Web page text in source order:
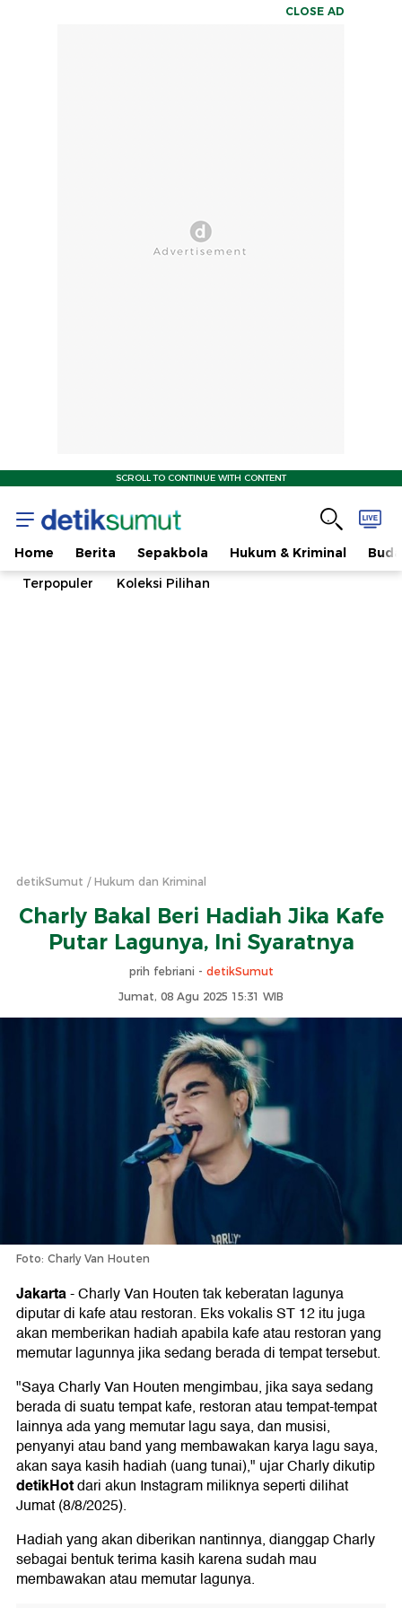
CLOSE AD
SCROLL TO CONTINUE WITH CONTENT
Home Berita Sepakbola Hukum & Kriminal
Terpopuler
Koleksi Pilihan
detikSumut Hukum dan Kriminal
Charly Bakal Beri Hadiah Jika Kafe
Putar Lagunya, Ini Syaratnya
prih febriani - detikSumut
Jumat, 08 Agu 2025 15:31 WIB
Foto: Charly Van Houten
Jakarta-Charly Van Houten tak keberatan lagunya
diputar di kafe atau restoran. Eks vokalis ST 12 itu juga
akan memberikan hadiah apabila kafe atau restoran yang
memutar lagunnya jika sedang berada di tempat tersebut.
"Saya Charly Van Houten mengimbau, jika saya sedang
berada di suatu tempat kafe, restoran atau tempat-tempat
lainnya ada yang memutar lagu saya, dan musisi,
penyanyi atau band yang membawakan karya lagu saya,
akan saya kasih hadiah (uang tunai)," ujar Charly dikutip
detikHotdari akun Instagram miliknya seperti dilihat
Jumat (8/8/2025).
Hadiah yang akan diberikan nantinnya, dianggap Charly
sebagai bentuk terima kasih karena sudah mau
membawakan atau memutar lagunya.